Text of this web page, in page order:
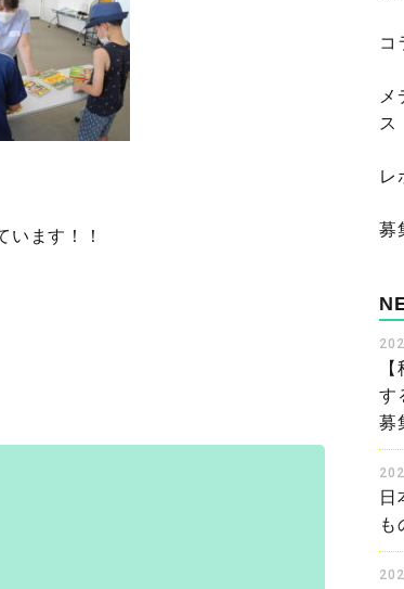
ます！！
コ
ス
レ
募
す
募
日
も